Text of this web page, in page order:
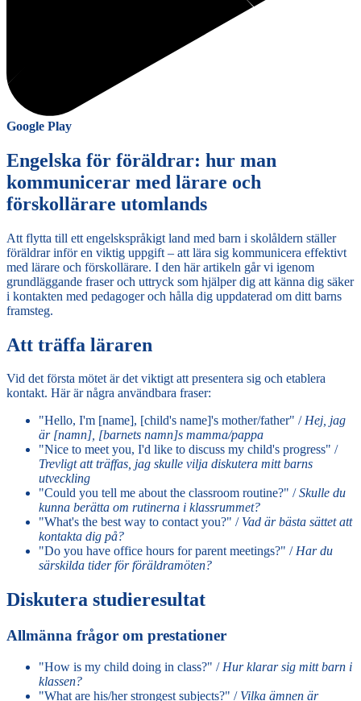
Google Play
Engelska för föräldrar: hur man
kommunicerar med lärare och
förskollärare utomlands
Att flytta till ett engelskspråkigt land med barn i skolåldern ställer
föräldrar inför en viktig uppgift – att lära sig kommunicera effektivt
med lärare och förskollärare. I den här artikeln går vi igenom
grundläggande fraser och uttryck som hjälper dig att känna dig säker
i kontakten med pedagoger och hålla dig uppdaterad om ditt barns
framsteg.
Att träffa läraren
Vid det första mötet är det viktigt att presentera sig och etablera
kontakt. Här är några användbara fraser:
"Hello, I'm [name], [child's name]'s mother/father" /Hej, jag
är [namn], [barnets namn]s mamma/pappa
"Nice to meet you, I'd like to discuss my child's progress" /
Trevligt att träffas, jag skulle vilja diskutera mitt barns
utveckling
"Could you tell me about the classroom routine?" /Skulle du
kunna berätta om rutinerna i klassrummet?
"What's the best way to contact you?" / Vad är bästa sättet att
kontakta dig på?
"Do you have office hours for parent meetings?" /Har du
särskilda tider för föräldramöten?
Diskutera studieresultat
Allmänna frågor om prestationer
"How is my child doing in class?" / Hur klarar sig mitt barn i
klassen?
"What are his/her strongest subjects?" / Vilka ämnen är